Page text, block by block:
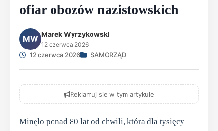
ofiar obozów nazistowskich
MW Marek Wyrzykowski
12 czerwca 2026
12 czerwca 2026 SAMORZĄD
Reklamuj sie w tym artykule
Minęło ponad 80 lat od chwili, która dla tysięcy